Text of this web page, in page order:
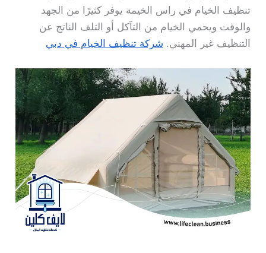
تنظيف الخيام في راس الخيمة يوفر كثيرًا من الجهد
والوقت ويحمي الخيام من التآكل أو التلف الناتج عن
التنظيف غير المهني. شركة تنظيف الخيام في دبي